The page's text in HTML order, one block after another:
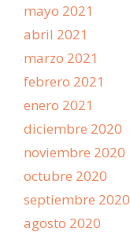
mayo 2021
abril 2021
marzo 2021
febrero 2021
enero 2021
diciembre 2020
noviembre 2020
octubre 2020
septiembre 2020
agosto 2020